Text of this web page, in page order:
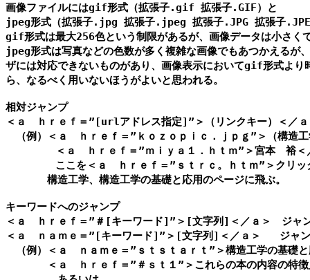
画像ファイルにはgif形式（拡張子.gif 拡張子.GIF）と
jpeg形式（拡張子.jpg 拡張子.jpeg 拡張子.JPG 拡張子
gif形式は最大256色という制限があるが、画像データは小さく
jpeg形式は写真などの色数が多く複雑な画像でもあつかえるが
ザには対応できないものがあり、画像表示においてgif形式より
ら、なるべく用いないほうがよいと思われる。
相対ジャンプ
＜ａ　ｈｒｅｆ＝”[urlアドレス指定]”＞（リンクキー）＜／
（例）＜ａ　ｈｒｅｆ＝”ｋｏｚｏｐｉｃ．ｊｐｇ”＞（構造
＜ａ　ｈｒｅｆ＝”ｍｉｙａ１．ｈｔｍ”＞宮本　裕＜
ここを＜ａ　ｈｒｅｆ＝”ｓｔｒｃ。ｈｔｍ”＞クリッ
構造工学、構造工学の基礎と応用のページに飛ぶ。
キーワードへのジャンプ
＜ａ　ｈｒｅｆ＝”＃[キーワード]”＞[文字列]＜／ａ＞　ジャ
＜ａ　ｎａｍｅ＝”[キーワード]”＞[文字列]＜／ａ＞   ジャ
（例）＜ａ　ｎａｍｅ＝”ｓｔｓｔａｒｔ”＞構造工学の基礎
＜ａ　ｈｒｅｆ＝”＃ｓｔ１”＞これらの本の内容の特徴